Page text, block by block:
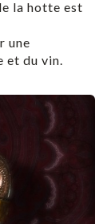
la hotte est
une
et du vin.